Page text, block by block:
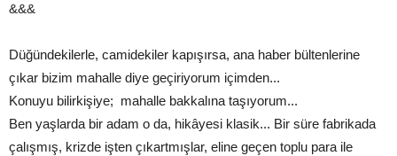
&&&
Düğündekilerle, camidekiler kapışırsa, ana haber bültenlerine
çıkar bizim mahalle diye geçiriyorum içimden...
Konuyu bilirkişiye; mahalle bakkalına taşıyorum...
Ben yaşlarda bir adam o da, hikâyesi klasik... Bir süre fabrikada
çalışmış, krizde işten çıkartmışlar, eline geçen toplu para ile